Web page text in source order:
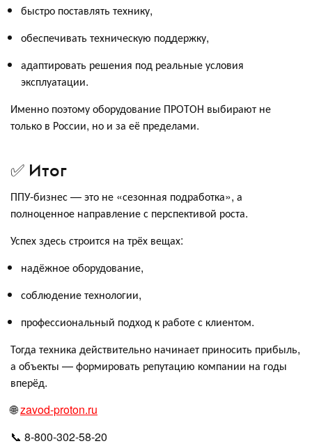
быстро поставлять технику,
обеспечивать техническую поддержку,
адаптировать решения под реальные условия
эксплуатации.
Именно поэтому оборудование ПРОТОН выбирают не
только в России, но и за её пределами.
✅ Итог
ППУ-бизнес — это не «сезонная подработка», а
полноценное направление с перспективой роста.
Успех здесь строится на трёх вещах:
надёжное оборудование,
соблюдение технологии,
профессиональный подход к работе с клиентом.
Тогда техника действительно начинает приносить прибыль,
а объекты — формировать репутацию компании на годы
вперёд.
🌐zavod-proton.ru
📞 8-800-302-58-20